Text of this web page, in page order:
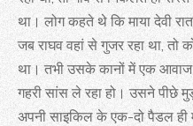
था। लोग कहते थे कि माया देवी
जब राघव वहां से गुजर रहा था, तो
था। तभी उसके कानों में एक
गहरी सांस ले रहा हो। उसने पीछे
अपनी साइकिल के एक-दो पैडल ही